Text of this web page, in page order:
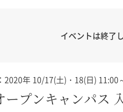
イベントは終了
2020年 10/17(土)・18(日) 11:00
ープンキャンパス